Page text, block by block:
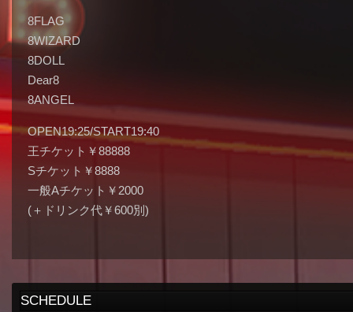
8FLAG
8WIZARD
8DOLL
Dear8
8ANGEL
OPEN19:25/START19:40
王チケット￥88888
Sチケット￥8888
一般Aチケット￥2000
(＋ドリンク代￥600別)
SCHEDULE